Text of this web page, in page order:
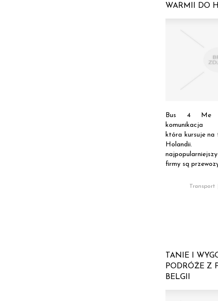
WARMII DO
Bus 4 Me
komunikacja
która kursuje na
firmy są
Transport
TANIE I
PODRÓŻE Z
BELGII